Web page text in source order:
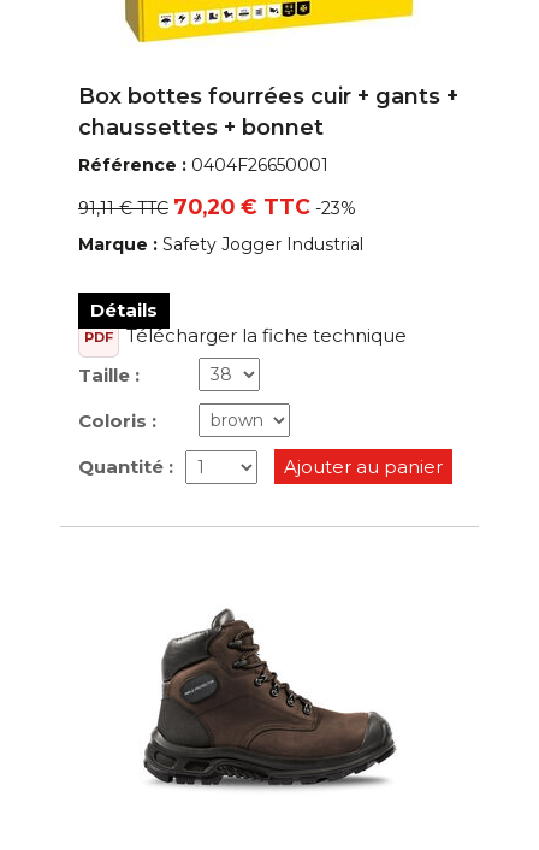
Box bottes fourrées cuir + gants +
chaussettes + bonnet
Référence : 0404F26650001
91,11 € TTC 70,20 € TTC -23%
Marque : Safety Jogger Industrial
Détails
PDF
Télécharger la fiche technique
Taille :
Coloris :
Quantité : Ajouter au panier